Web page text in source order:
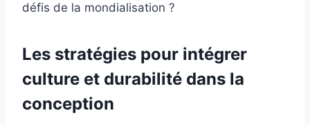
défis de la mondialisation ?
Les stratégies pour intégrer
culture et durabilité dans la
conception